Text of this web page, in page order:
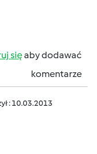
sięaby dodawać
komentarze
: 10.03.2013